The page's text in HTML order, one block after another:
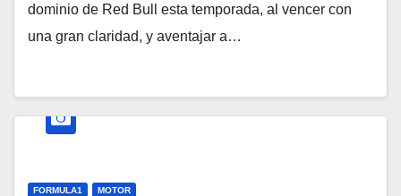
dominio de Red Bull esta temporada, al vencer con
una gran claridad, y aventajar a…
FORMULA1 MOTOR